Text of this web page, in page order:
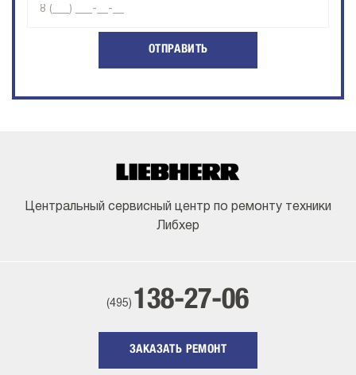
ОТПРАВИТЬ
Центральный сервисный центр по ремонту техники
Либхер
(495) 138-27-06
ЗАКАЗАТЬ РЕМОНТ